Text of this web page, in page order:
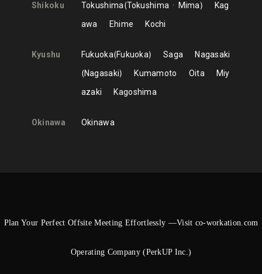
Shikoku Tokushima Tokushima Mima
Kag
awa
Ehime Kochi
Kyushu Fukuoka Fukuoka Saga
Nagasaki
Nagasaki
Kumamoto Oita
Miy
azaki
Kagoshima
Okinawa Okinawa
Plan Your Perfect Offsite Meeting Effortlessly —Visit co-workation.com
Operating Company (PerkUP Inc.)